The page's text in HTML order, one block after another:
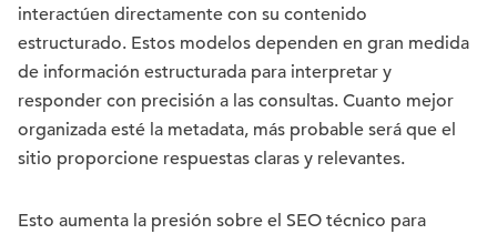
interactúen directamente con su contenido
estructurado. Estos modelos dependen en gran medida
de información estructurada para interpretar y
responder con precisión a las consultas. Cuanto mejor
organizada esté la metadata, más probable será que el
sitio proporcione respuestas claras y relevantes.
Esto aumenta la presión sobre el SEO técnico para